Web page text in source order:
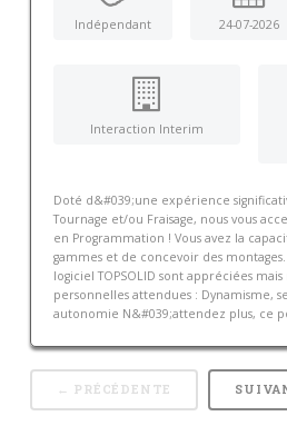
Indépendant 24-07-2026
Interaction Interim
Doté d&#039;une expérience
Tournage et/ou Fraisage, nous vous
en Programmation ! Vous avez la
gammes et de concevoir des montages.
logiciel TOPSOLID sont appréciées
personnelles attendues : Dynamisme,
autonomie N&#039;attendez plus, ce
← PRÉCÉDENTE